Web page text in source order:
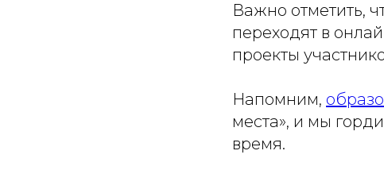
Важно отметить,
переходят в
проекты
Напомним,
места», и мы
время.